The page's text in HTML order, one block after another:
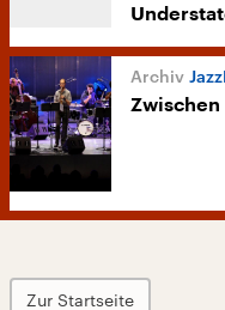
Zur Startseite